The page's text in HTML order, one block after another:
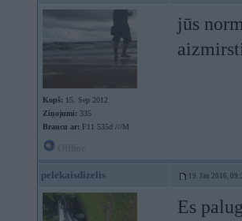
Kopš: 15. Sep 2012
Ziņojumi: 335
Braucu ar: F11 535d ///M
jūs
pelekaisdizelis 19. Jan 2016,
Es